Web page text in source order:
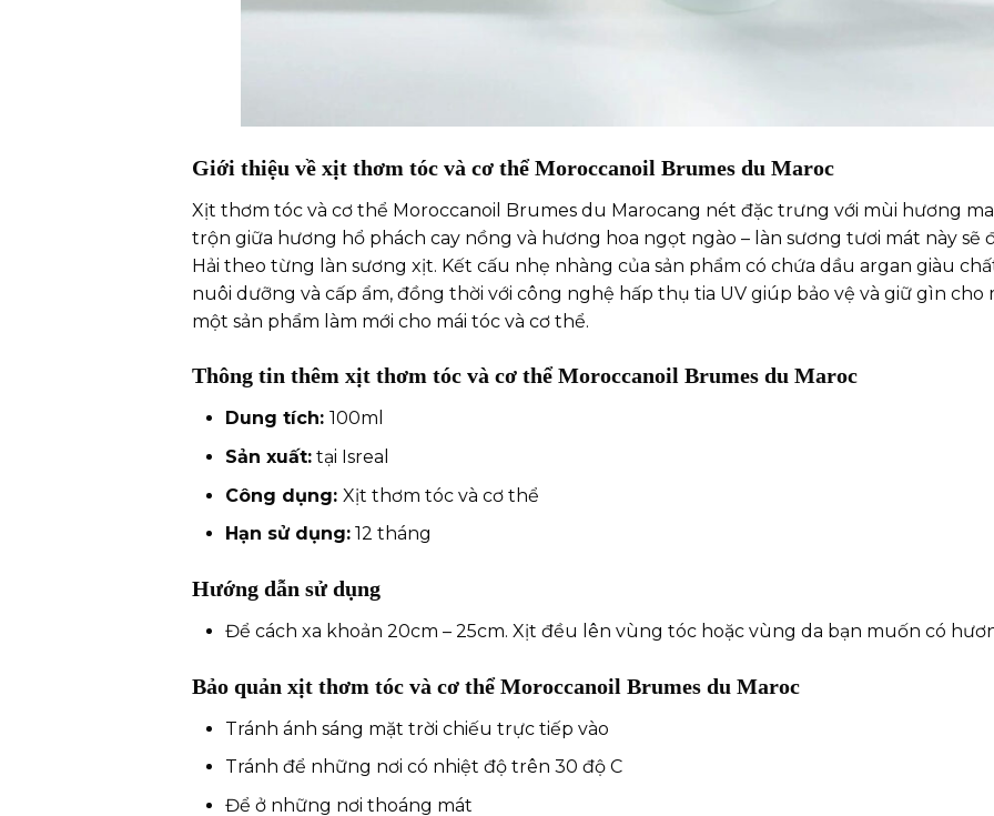
Giới thiệu về xịt thơm tóc và cơ thể Moroccanoil Brumes du Maroc
Xịt thơm tóc và cơ thể Moroccanoil Brumes du Marocang nét đặc trưng với mùi hương
trộn giữa hương hổ phách cay nồng và hương hoa ngọt ngào – làn sương tươi mát này
Hải theo từng làn sương xịt. Kết cấu nhẹ nhàng của sản phẩm có chứa dầu argan giàu
nuôi dưỡng và cấp ẩm, đồng thời với công nghệ hấp thụ tia UV giúp bảo vệ và giữ gìn cho
một sản phẩm làm mới cho mái tóc và cơ thể.
Thông tin thêm xịt thơm tóc và cơ thể Moroccanoil Brumes du Maroc
Dung tích: 100ml
Sản xuất:tại Isreal
Công dụng: Xịt thơm tóc và cơ thể
Hạn sử dụng:12 tháng
Hướng dẫn sử dụng
Để cách xa khoản 20cm – 25cm. Xịt đều lên vùng tóc hoặc vùng da bạn muốn có
Bảo quản xịt thơm tóc và cơ thể Moroccanoil Brumes du Maroc
Tránh ánh sáng mặt trời chiếu trực tiếp vào
Tránh để những nơi có nhiệt độ trên 30 độ C
Để ở những nơi thoáng mát